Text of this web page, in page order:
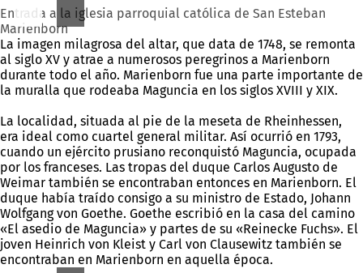
Entrada a la iglesia parroquial católica de San Esteban
Marienborn
La imagen milagrosa del altar, que data de 1748, se remonta
al siglo XV y atrae a numerosos peregrinos a Marienborn
durante todo el año. Marienborn fue una parte importante de
la muralla que rodeaba Maguncia en los siglos XVIII y XIX.
La localidad, situada al pie de la meseta de Rheinhessen,
era ideal como cuartel general militar. Así ocurrió en 1793,
cuando un ejército prusiano reconquistó Maguncia, ocupada
por los franceses. Las tropas del duque Carlos Augusto de
Weimar también se encontraban entonces en Marienborn. El
duque había traído consigo a su ministro de Estado, Johann
Wolfgang von Goethe. Goethe escribió en la casa del camino
«El asedio de Maguncia» y partes de su «Reinecke Fuchs». El
joven Heinrich von Kleist y Carl von Clausewitz también se
encontraban en Marienborn en aquella época.